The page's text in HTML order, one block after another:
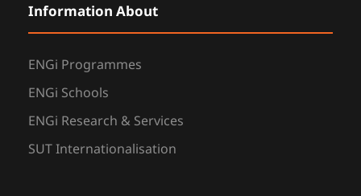
Information About
ENGi Programmes
ENGi Schools
ENGi Research & Services
SUT Internationalisation